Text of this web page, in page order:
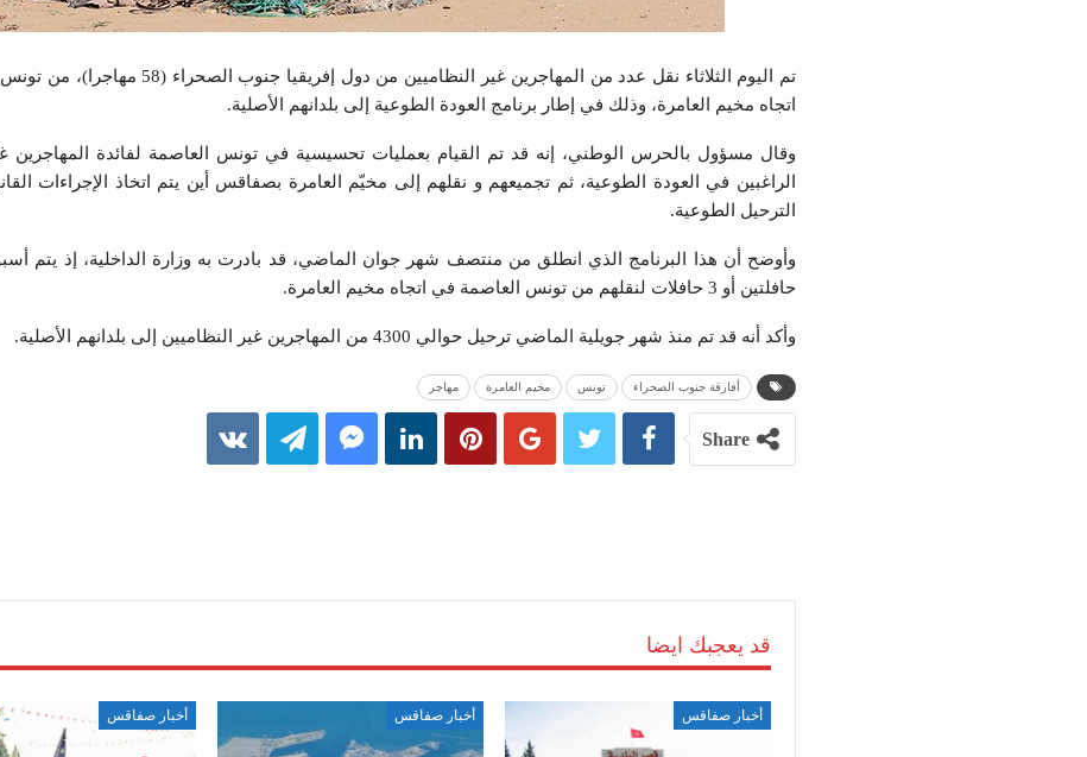
تم اليوم الثلاثاء نقل عدد من المهاجرين غير النظاميين من دول
اتجاه مخيم العامرة، وذلك في إطار برنامج العودة الطوعية إلى بلدانهم الأصلية.
وقال مسؤول بالحرس الوطني، إنه قد تم القيام بعمليات تحسيسية في تونس العاصمة لفائدة المهاجرين
الراغبين في العودة الطوعية، ثم تجميعهم و نقلهم إلى مخيّم العامرة بصفاقس أين يتم اتخاذ الإجراءات
الترحيل الطوعية.
وأوضح أن هذا البرنامج الذي انطلق من منتصف شهر جوان الماضي، قد بادرت به وزارة الداخلية، إذ يتم
حافلتين أو 3 حافلات لنقلهم من تونس العاصمة في اتجاه مخيم العامرة.
وأكد أنه قد تم منذ شهر جويلية الماضي ترحيل حوالي 4300 من المهاجرين غير النظاميين إلى بلدانهم الأصلية.
أفارقة جنوب الصحراء تونس مخيم العامرة مهاجر
Share
قد يعجبك ايضا
أخبار صفاقس أخبار صفاقس أخبار صفاقس